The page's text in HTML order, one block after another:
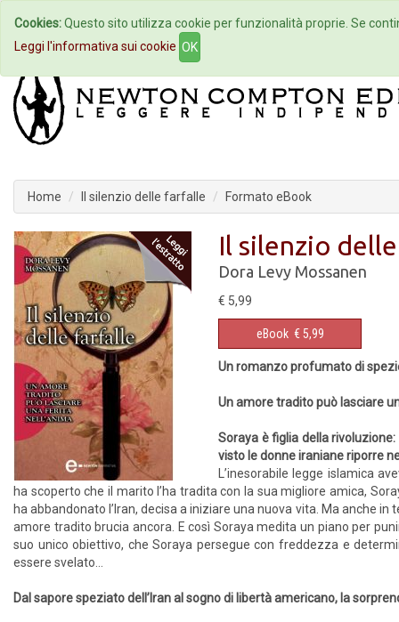
Home Autori Eventi
Home Il silenzio delle farfalle Formato eBook
Il silenzio
Dora Levy Mossanen
€ 5,99
eBook € 5,99
Un romanzo profumato di
Un amore tradito può lasciare
Soraya è figlia della
visto le donne iraniane riporre
L’inesorabile legge islamica
ha scoperto che il marito l’ha tradita con la sua migliore amica,
ha abbandonato l’Iran, decisa a iniziare una nuova vita. Ma anche
amore tradito brucia ancora. E così Soraya medita un piano per
suo unico obiettivo, che Soraya persegue con freddezza e
essere svelato…
Dal sapore speziato dell’Iran al sogno di libertà americano, la
Cookies:Questo sito utilizza cookie per funzionalità proprie. Se
Leggi l'informativa sui cookie OK